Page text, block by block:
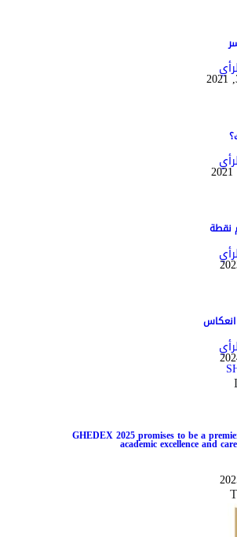
نقطة
GHEDEX 2025 promises to be a
academic excellence and